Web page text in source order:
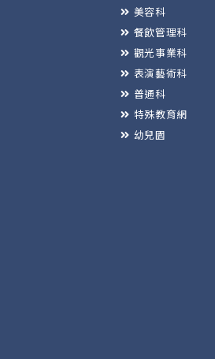
美容科
餐飲管理科
觀光事業科
表演藝術科
普通科
特殊教育網
幼兒園